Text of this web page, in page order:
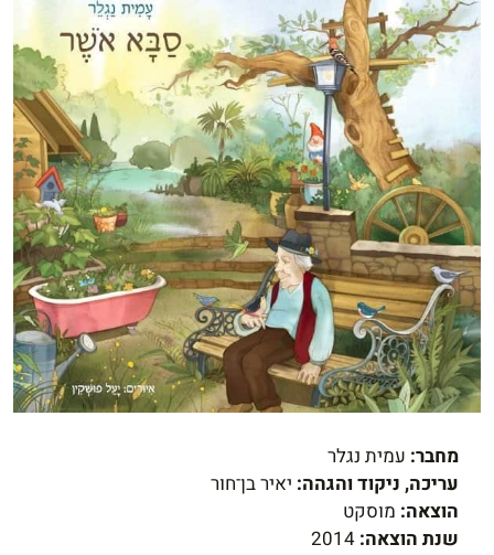
מחבר: עמית נגלר
עריכה, ניקוד והגהה: יאיר בן־חור
הוצאה: מוסקט
שנת הוצאה: